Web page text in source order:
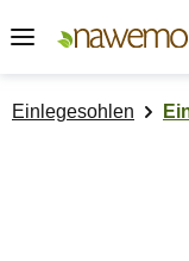
Zum Hauptinhalt
Einlegesohlen